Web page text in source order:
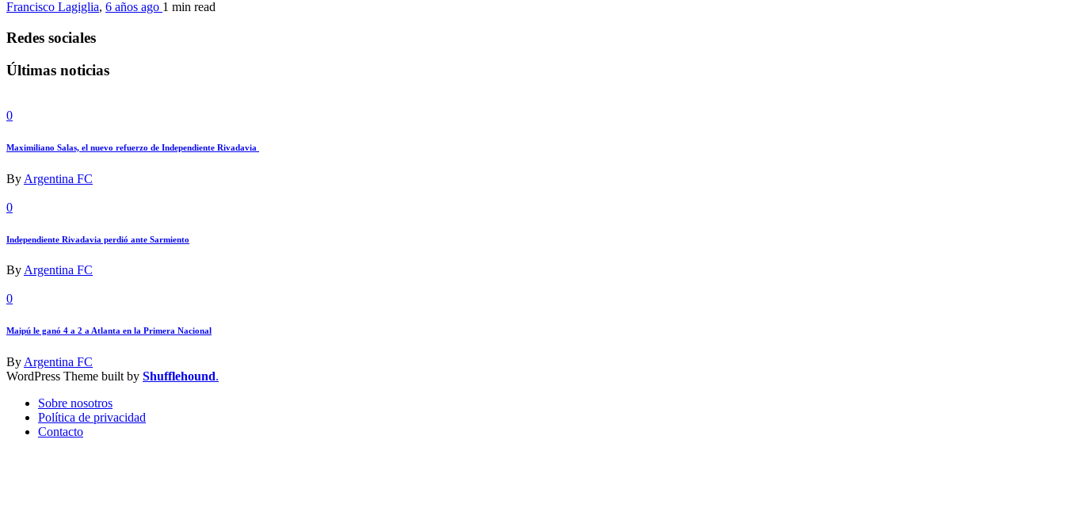
Francisco Lagiglia, 6 años ago 1 min read
Redes sociales
Últimas noticias
0
Maximiliano Salas, el nuevo refuerzo de Independiente Rivadavia
By Argentina FC
0
Independiente Rivadavia perdió ante Sarmiento
ByArgentina FC
0
Maipú le ganó 4 a 2 a Atlanta en la Primera Nacional
ByArgentina FC
WordPress Theme built by Shufflehound.
Sobre nosotros
Política de privacidad
Contacto